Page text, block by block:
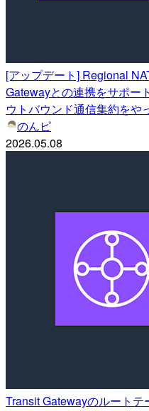
[アップデート] Regional
Gatewayとの連携をサポー
ウトバウンド通信集約をや
のんピ
2026.05.08
Transit Gatewayのルート